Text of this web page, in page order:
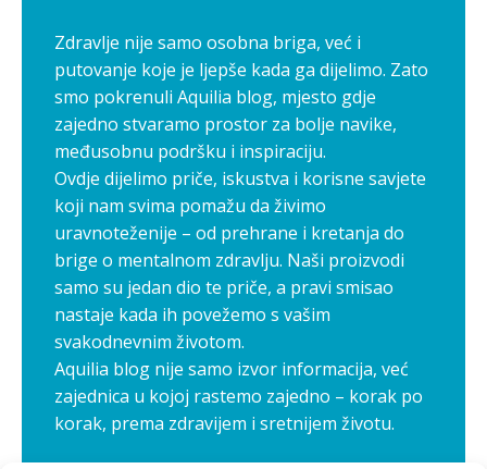
Zdravlje nije samo osobna briga, već i
putovanje koje je ljepše kada ga dijelimo. Zato
smo pokrenuli Aquilia blog, mjesto gdje
zajedno stvaramo prostor za bolje navike,
međusobnu podršku i inspiraciju.
Ovdje dijelimo priče, iskustva i korisne savjete
koji nam svima pomažu da živimo
uravnoteženije – od prehrane i kretanja do
brige o mentalnom zdravlju. Naši proizvodi
samo su jedan dio te priče, a pravi smisao
nastaje kada ih povežemo s vašim
svakodnevnim životom.
Aquilia blog nije samo izvor informacija, već
zajednica u kojoj rastemo zajedno – korak po
korak, prema zdravijem i sretnijem životu.